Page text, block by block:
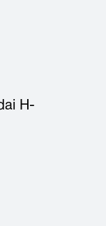
H-